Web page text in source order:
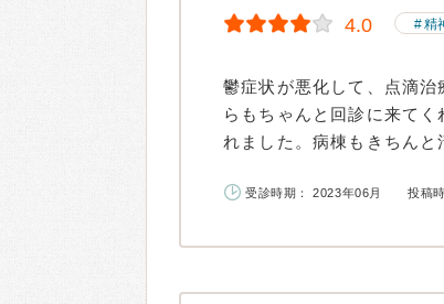
4.0 精
鬱症状が悪化して、点滴
らもちゃんと回診に来て
れました。病棟もきちん
受診時期： 2023年06月 投稿